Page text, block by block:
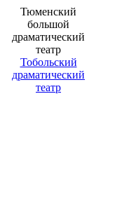
Тюменский
большой
драматический
театр
Тобольский
драматический
театр